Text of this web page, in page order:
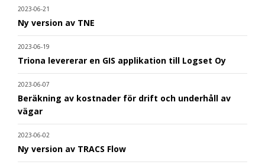
2023-06-21
Ny version av TNE
2023-06-19
Triona levererar en GIS applikation till Logset Oy
2023-06-07
Beräkning av kostnader för drift och underhåll av
vägar
2023-06-02
Ny version av TRACS Flow